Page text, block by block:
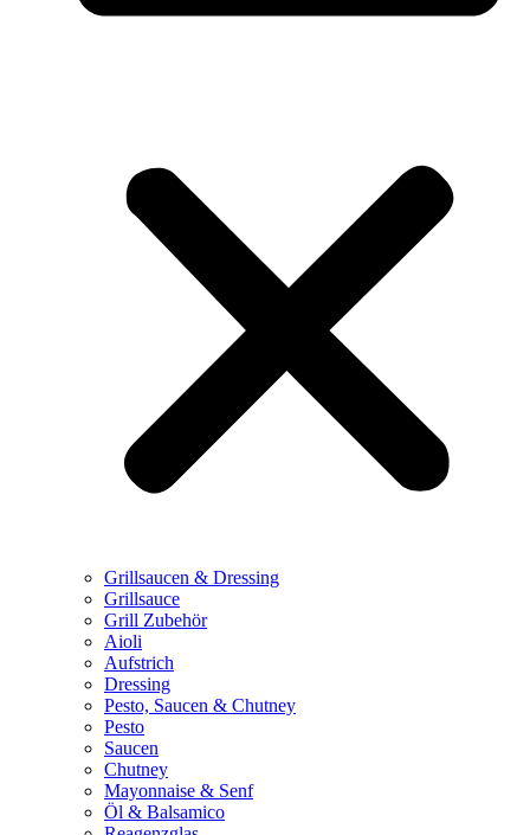
Grillsaucen & Dressing
Grillsauce
Grill Zubehör
Aioli
Aufstrich
Dressing
Pesto, Saucen & Chutney
Pesto
Saucen
Chutney
Mayonnaise & Senf
Öl & Balsamico